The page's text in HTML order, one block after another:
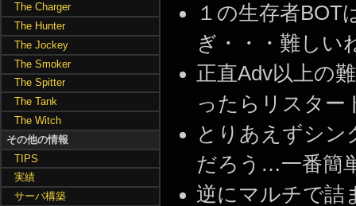
１の生存者BOT
ぎ・・・難しい
正直Adv以上の
ったらリスター
とりあえずシン
だろう…一番簡
逆にマルチで詰
The Charger
The Hunter
The Jockey
The Smoker
The Spitter
The Tank
The Witch
その他の情報
TIPS
実績
サーバ構築